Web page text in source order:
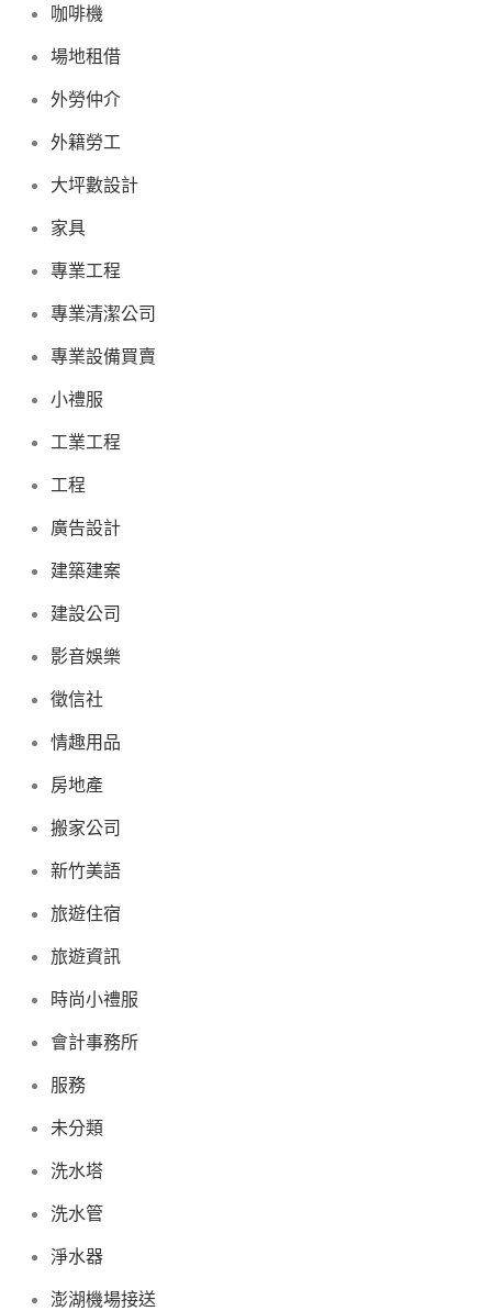
咖啡機
場地租借
外勞仲介
外籍勞工
大坪數設計
家具
專業工程
專業清潔公司
專業設備買賣
小禮服
工業工程
工程
廣告設計
建築建案
建設公司
影音娛樂
徵信社
情趣用品
房地產
搬家公司
新竹美語
旅遊住宿
旅遊資訊
時尚小禮服
會計事務所
服務
未分類
洗水塔
洗水管
淨水器
澎湖機場接送